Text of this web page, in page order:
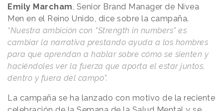
Emily Marcham, Senior Brand Manager de Nivea
Men en el Reino Unido, dice sobre la campaña.
“Nuestra ambición con “Strength in numbers” es
cambiar la narrativa prestando ayuda a los hombres
para que aprendan a hablar sobre cómo se sienten y
haciéndoles ver la fuerza que aporta el estar juntos,
dentro y fuera del campo”.
La campaña se ha lanzado con motivo de la reciente